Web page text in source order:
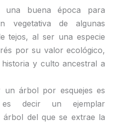
una buena época para
vegetativa de algunas
tejos, al ser una especie
por su valor ecológico,
y culto ancestral a
un árbol por esquejes es
decir un ejemplar
árbol del que se extrae la